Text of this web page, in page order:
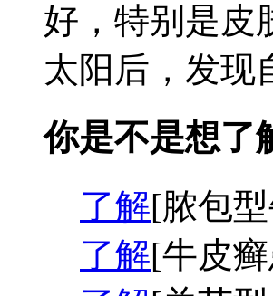
好，特别是皮
太阳后，发现
你是不是想了
了解[脓包
了解[牛皮